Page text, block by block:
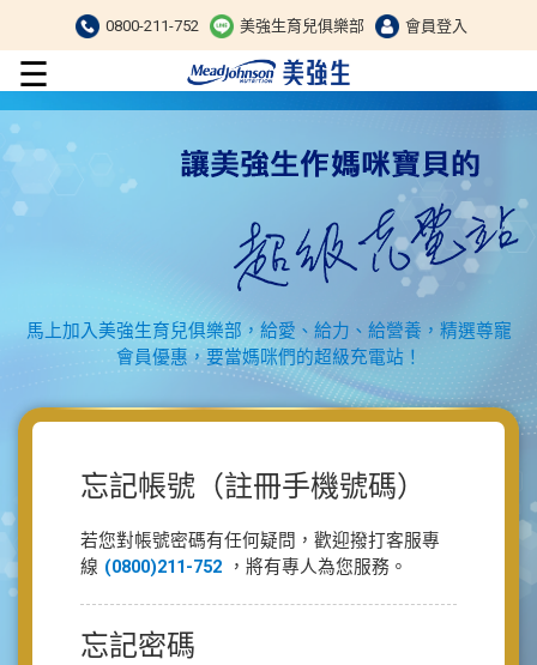
0800-211-752 美強生育兒俱樂部 會員登入
☰
馬上加入美強生育兒俱樂部，給愛、給力、給營養，精選尊寵
會員優惠，要當媽咪們的超級充電站！
忘記帳號（註冊手機號碼）
若您對帳號密碼有任何疑問，歡迎撥打客服專
線 (0800)211-752 ，將有專人為您服務。
忘記密碼